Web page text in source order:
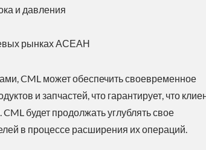
и давления
рынках АСЕАН
CML может обеспечить своевременное
и запчастей, что гарантирует, что
будет продолжать углублять свое
в процессе расширения их операций.